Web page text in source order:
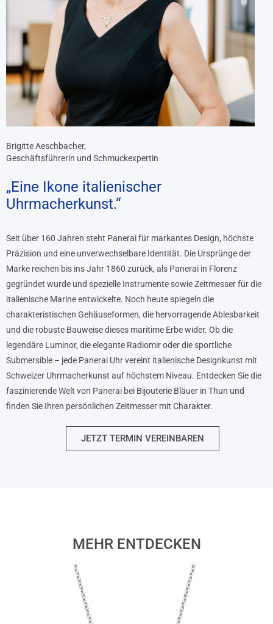
Brigitte Aeschbacher,
Geschäftsführerin und Schmuckexpertin
„Eine Ikone italienischer
Uhrmacherkunst.“
Seit über 160 Jahren steht Panerai für markantes Design, höchste
Präzision und eine unverwechselbare Identität. Die Ursprünge der
Marke reichen bis ins Jahr 1860 zurück, als Panerai in Florenz
gegründet wurde und spezielle Instrumente sowie Zeitmesser für die
italienische Marine entwickelte. Noch heute spiegeln die
charakteristischen Gehäuseformen, die hervorragende Ablesbarkeit
und die robuste Bauweise dieses maritime Erbe wider. Ob die
legendäre Luminor, die elegante Radiomir oder die sportliche
Submersible – jede Panerai Uhr vereint italienische Designkunst mit
Schweizer Uhrmacherkunst auf höchstem Niveau. Entdecken Sie die
faszinierende Welt von Panerai bei Bijouterie Bläuer in Thun und
finden Sie Ihren persönlichen Zeitmesser mit Charakter.
JETZT TERMIN VEREINBAREN
MEHR ENTDECKEN